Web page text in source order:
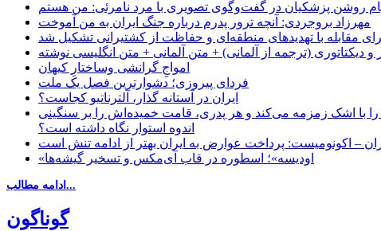
مهرزاد بروجردی: آنچه ترور پدرم درباره جنگ ایران به من آموخت
مقابله با تهدیدهای منطقه‌ای و حفاظت از کشتیرانی تشکیل شد
و دیکتاتوری (ترجمه از آلمانی) + متن آلمانی + متن انگلیسی نوشته
‌امواجِ گرانشی وساختارِ کیهان
فردای پیروزی؛ دشوارترین فصل یک ملت
ایران در آستانه گذار، آلترناتیو کجاست؟
با اشک زمزمه می‌کند و هر پدری، قامت خمیده‌اش را بر سنگینی
اندوه استوار نگاه داشته است؟
– اکونومیست: پرداخت عوارض به ایران بهتر از ادامه تنش است
«اودیسه»؛ اسطوره در قاب آی‌مکس و تسخیر گیشه‌ها
ادامه مطالب...
گوناگون